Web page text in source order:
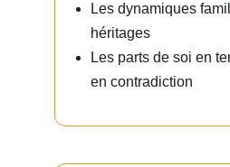
Les dynamiques
héritages
Les parts de soi en
en contradiction